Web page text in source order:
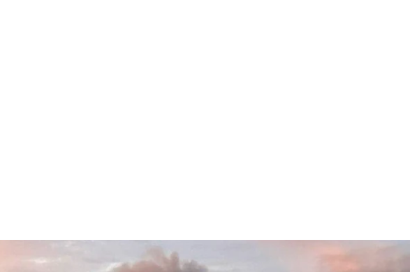
Дым в Саратове после вероятного поражения НПЗ